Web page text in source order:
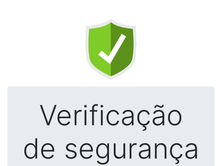
Verificação
de segurança